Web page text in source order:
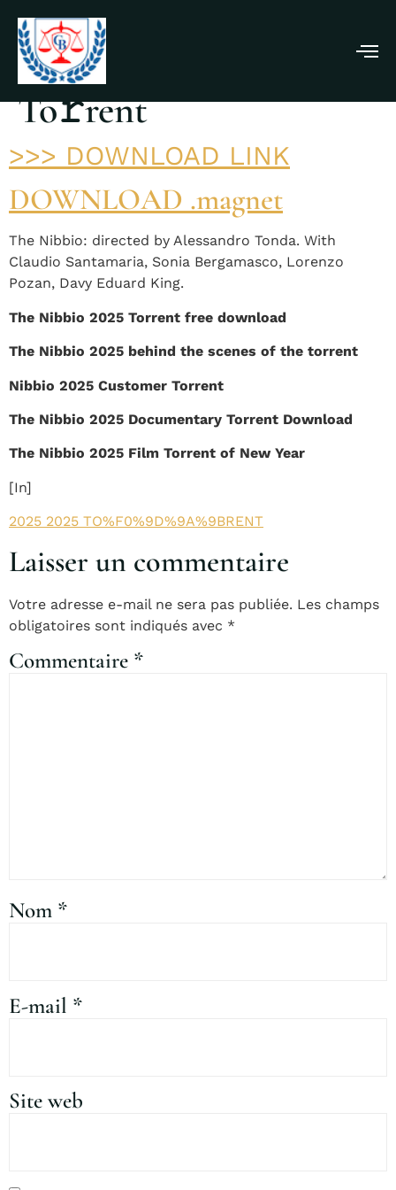
Il Nibbio 2025 X264
To𝚛rent
>>> DOWNLOAD LINK
DOWNLOAD .magnet
The Nibbio: directed by Alessandro Tonda. With
Claudio Santamaria, Sonia Bergamasco, Lorenzo
Pozan, Davy Eduard King.
The Nibbio 2025 Torrent free download
The Nibbio 2025 behind the scenes of the torrent
Nibbio 2025 Customer Torrent
The Nibbio 2025 Documentary Torrent Download
The Nibbio 2025 Film Torrent of New Year
[In]
2025 2025 TO%F0%9D%9A%9BRENT
Laisser un commentaire
Votre adresse e-mail ne sera pas publiée. Les champs
obligatoires sont indiqués avec *
Commentaire *
Nom *
E-mail *
Site web